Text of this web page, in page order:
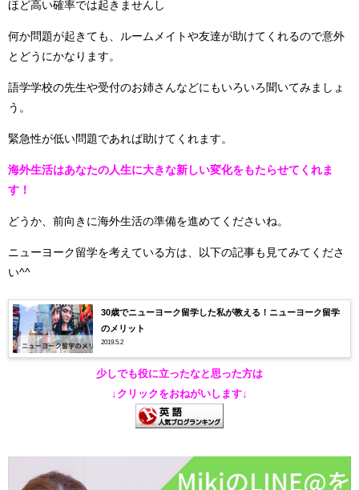
ほど高い確率では起きませんし
何か問題が起きても、ルームメイトや友達が助けてくれるので意外
とどうにかなります。
語学学校の先生や受付のお姉さんなどにもいろいろ聞いてみましょ
う。
緊急性が低い問題であれば助けてくれます。
海外生活はあなたの人生に大きな新しい変化をもたらせてくれま
す！
どうか、前向きに海外生活の準備を進めてくださいね。
ニューヨーク留学を考えている方は、以下の記事も見てみてくださ
い^^
30歳でニューヨーク留学した私が教える！ニューヨーク留学
のメリット
2019.5.2
少しでも役に立ったなと思った方は
↓クリックをおねがいします↓